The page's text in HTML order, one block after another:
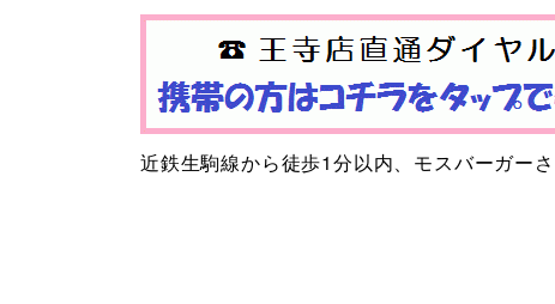
近鉄生駒線から徒歩1分以内、モスバーガー